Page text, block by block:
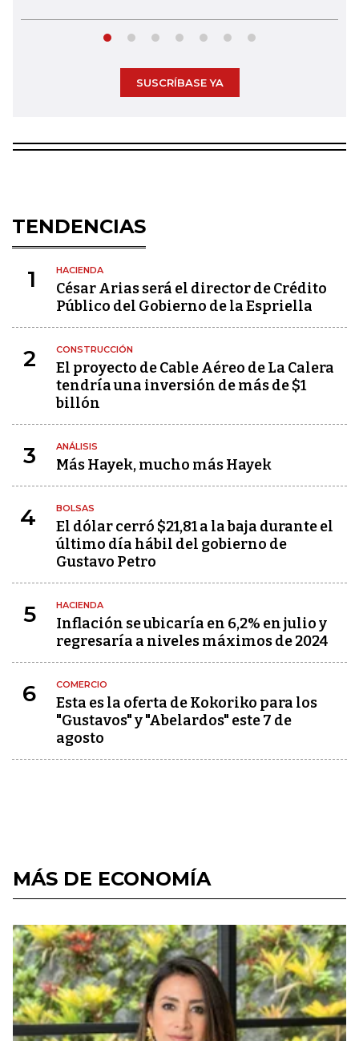
SUSCRÍBASE YA
TENDENCIAS
1 HACIENDA
César Arias será el director de Crédito
Público del Gobierno de la Espriella
2 CONSTRUCCIÓN
El proyecto de Cable Aéreo de La Calera
tendría una inversión de más de $1
billón
3 ANÁLISIS
Más Hayek, mucho más Hayek
4 BOLSAS
El dólar cerró $21,81 a la baja durante el
último día hábil del gobierno de
Gustavo Petro
5 HACIENDA
Inflación se ubicaría en 6,2% en julio y
regresaría a niveles máximos de 2024
6 COMERCIO
Esta es la oferta de Kokoriko para los
"Gustavos" y "Abelardos" este 7 de
agosto
MÁS DE ECONOMÍA